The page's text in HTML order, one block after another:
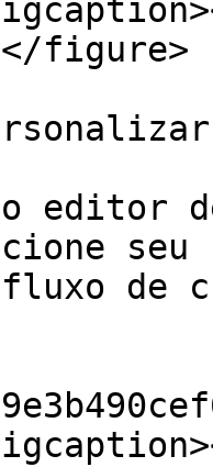
figure>
o editor
de